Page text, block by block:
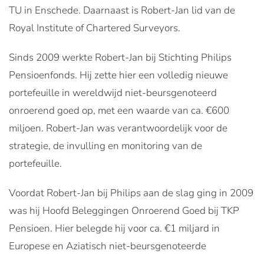
TU in Enschede. Daarnaast is Robert-Jan lid van de
Royal Institute of Chartered Surveyors.
Sinds 2009 werkte Robert-Jan bij Stichting Philips
Pensioenfonds. Hij zette hier een volledig nieuwe
portefeuille in wereldwijd niet-beursgenoteerd
onroerend goed op, met een waarde van ca. €600
miljoen. Robert-Jan was verantwoordelijk voor de
strategie, de invulling en monitoring van de
portefeuille.
Voordat Robert-Jan bij Philips aan de slag ging in 2009
was hij Hoofd Beleggingen Onroerend Goed bij TKP
Pensioen. Hier belegde hij voor ca. €1 miljard in
Europese en Aziatisch niet-beursgenoteerde